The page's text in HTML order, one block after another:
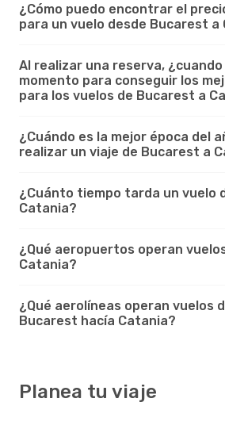
¿Cómo puedo encontrar el
para un vuelo desde Bucarest a
Al realizar una reserva,
momento para conseguir los
para los vuelos de Bucarest a
¿Cuándo es la mejor época del
realizar un viaje de Bucarest a
¿Cuánto tiempo tarda un vuelo
Catania?
¿Qué aeropuertos operan
Catania?
¿Qué aerolíneas operan vuelos
Bucarest hacía Catania?
Planea tu viaje